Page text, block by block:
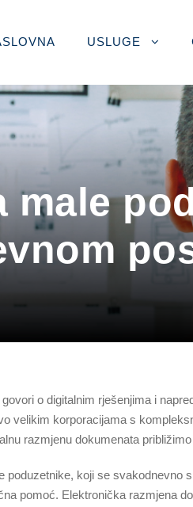
USLUGE
male
govori o digitalnim rješenjima i
velikim korporacijama s
razmjenu dokumenata približimo
poduzetnike, koji se svakodnevno
pomoć. Elektronička razmjena